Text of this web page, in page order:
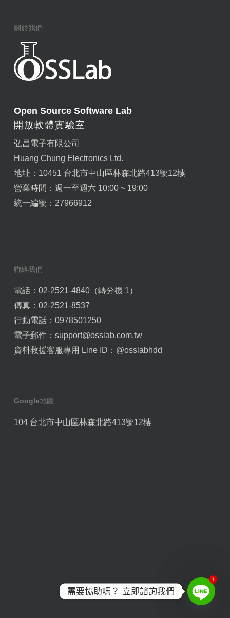
關於我們
Open Source Software Lab
開放軟體實驗室
弘昌電子有限公司
Huang Chung Electronics Ltd.
地址：10451 台北市中山區林森北路413號12樓
營業時間：週一至週六 10:00 ~ 19:00
統一編號：27966912
聯絡我們
電話：02-2521-4840（轉分機 1）
傳真：02-2521-8537
行動電話：0978501250
電子郵件： support@osslab.com.tw
資料救援客服專用 Line ID： @osslabhdd
Google地圖
104 台北市中山區林森北路413號12樓
1
需要協助嗎？ 立即諮詢我們